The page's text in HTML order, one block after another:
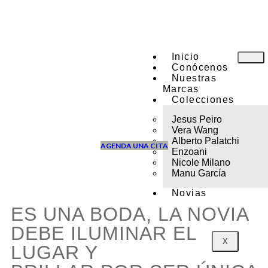
Inicio
Conócenos
Nuestras
Marcas
Colecciones
Jesus Peiro
Vera Wang
Alberto Palatchi
Enzoani
Nicole Milano
Manu García
Novias
X
AGENDA UNA CITA
ES UNA BODA, LA NOVIA
DEBE ILUMINAR EL
LUGAR Y